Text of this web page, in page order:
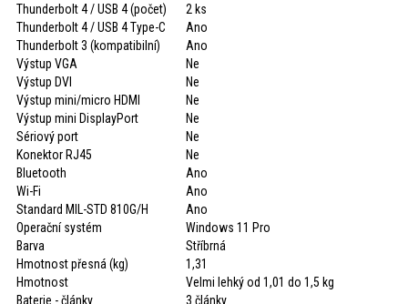
Thunderbolt 4 / USB 4 (počet)
2 ks
Thunderbolt 4 / USB 4 Type-C
Ano
Thunderbolt 3 (kompatibilní)
Ano
Výstup VGA
Ne
Výstup DVI
Ne
Výstup mini/micro HDMI
Ne
Výstup mini DisplayPort
Ne
Sériový port
Ne
Konektor RJ45
Ne
Bluetooth
Ano
Wi-Fi
Ano
Standard MIL-STD 810G/H
Ano
Operační systém
Windows 11 Pro
Barva
Stříbrná
Hmotnost přesná (kg)
1,31
Hmotnost
Velmi lehký od 1,01 do 1,5 kg
Baterie - články
3 články